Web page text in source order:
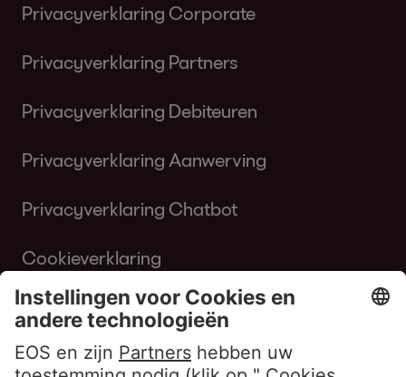
Privacyverklaring Corporate
Privacyverklaring Partners
Privacyverklaring Debiteuren
Privacyverklaring Aanwerving
Privacyverklaring Chatbot
Cookieverklaring
Gebruiksvoorwaarden Website
Klokkenluiderbeleid EOS Contentia